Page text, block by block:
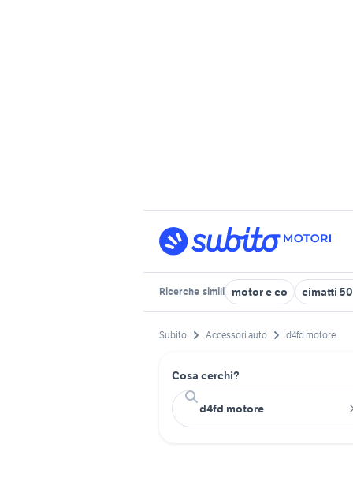
Ricerche simili motor e co cimatti
Subito Accessori auto d4fd motore
Cosa cerchi?